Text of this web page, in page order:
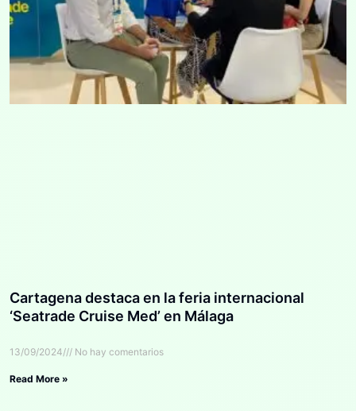
Cartagena destaca en la feria internacional
‘Seatrade Cruise Med’ en Málaga
13/09/2024 No hay comentarios
Read More »